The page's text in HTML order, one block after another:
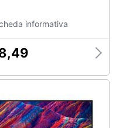
informativa